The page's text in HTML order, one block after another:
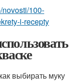
novosti/100-
i-recepty
выбирать муку